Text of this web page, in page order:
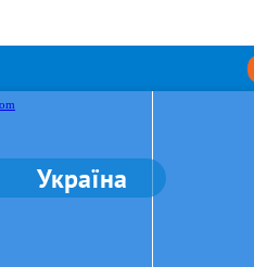
Україна